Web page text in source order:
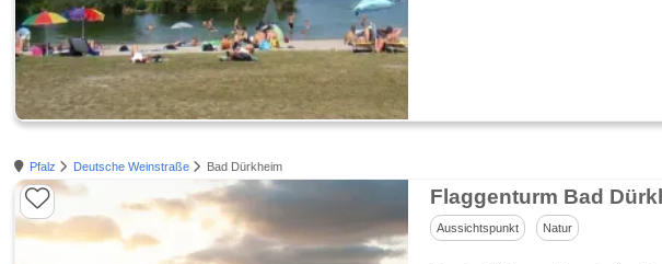
Pfalz Deutsche Weinstraße Bad Dürkheim
Flaggenturm Bad
Aussichtspunkt Natur